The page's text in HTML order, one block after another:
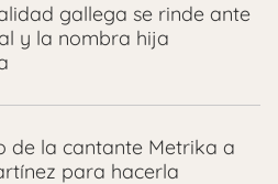
gallega se rinde ante
y la nombra hija
de la cantante Metrika a
para hacerla